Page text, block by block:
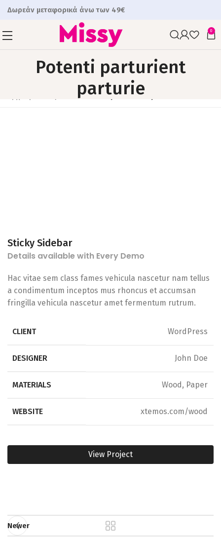
Δωρεάν μεταφορικά άνω των 49€
0
Potenti parturient
parturie
Potenti parturient parturie
Sticky Sidebar
Details available with Every Demo
Hac vitae sem class fames vehicula nascetur nam tellus
a condimentum inceptos mus rhoncus et accumsan
fringilla vehicula nascetur amet fermentum rutrum.
CLIENT WordPress
DESIGNER John Doe
MATERIALS Wood, Paper
WEBSITE xtemos.com/wood
View Project
Newer